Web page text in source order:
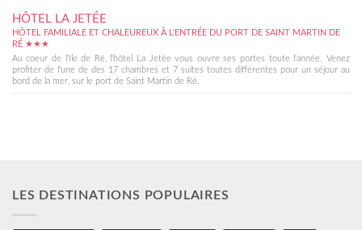
HÔTEL LA JETÉE
HÔTEL FAMILIALE ET CHALEUREUX À L'ENTRÉE DU PORT DE SAINT MARTIN DE
RÉ ★★★
Au coeur de l'Ile de Ré, l'hôtel La Jetée vous ouvre ses portes toute l'année. Venez
profiter de l'une de des 17 chambres et 7 suites toutes différentes pour un séjour au
bord de la mer, sur le port de Saint Martin de Ré.
LES DESTINATIONS POPULAIRES